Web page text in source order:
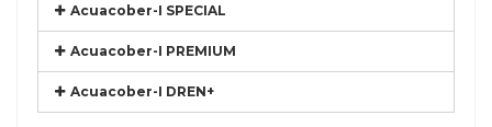
Acuacober-I SPECIAL
Acuacober-I PREMIUM
Acuacober-I DREN+